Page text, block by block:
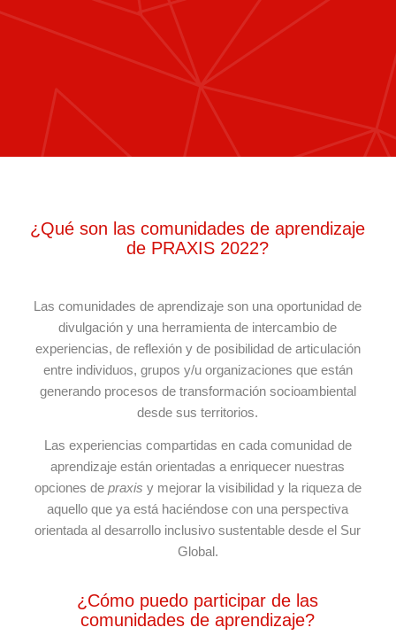
¿Qué son las comunidades de aprendizaje
de PRAXIS 2022?
Las comunidades de aprendizaje son una oportunidad de
divulgación y una herramienta de intercambio de
experiencias, de reflexión y de posibilidad de articulación
entre individuos, grupos y/u organizaciones que están
generando procesos de transformación socioambiental
desde sus territorios.
Las experiencias compartidas en cada comunidad de
aprendizaje están orientadas a enriquecer nuestras
opciones de praxis y mejorar la visibilidad y la riqueza de
aquello que ya está haciéndose con una perspectiva
orientada al desarrollo inclusivo sustentable desde el Sur
Global.
¿Cómo puedo participar de las
comunidades de aprendizaje?